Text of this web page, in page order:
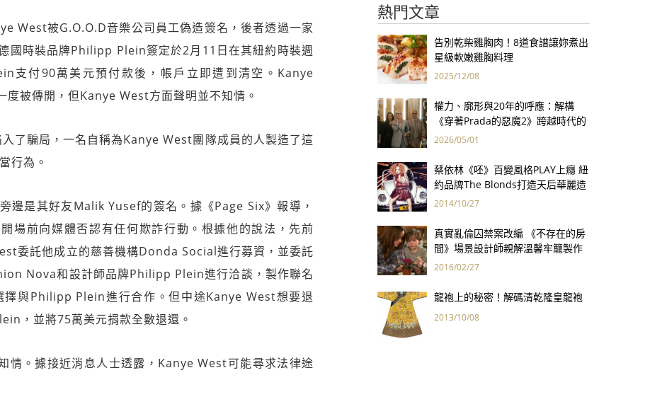
West被G.O.O.D音樂公司員工偽造簽名，後者透過一家
國時裝品牌Philipp Plein簽定於2月11日在其紐約時裝週
支付90萬美元預付款後，帳戶立即遭到清空。Kanye
被傳開，但Kanye West方面聲明並不知情。
了騙局，一名自稱為Kanye West團隊成員的人製造了這
行為。
邊是其好友Malik Yusef的簽名。據《Page Six》報導，
前向媒體否認有任何欺詐行動。根據他的說法，先前
委託他成立的慈善機構Donda Social進行募資，並委託
Nova和設計師品牌Philipp Plein進行洽談，製作聯名
擇與Philipp Plein進行合作。但中途Kanye West想要退
，並將75萬美元捐款全數退還。
情。據接近消息人士透露，Kanye West可能尋求法律途
熱門文章
告別乾柴雞胸肉！8道食譜讓妳煮出
星級軟嫩雞胸料理
2025/12/08
權力、廓形與20年的呼應：解構
《穿著Prada的惡魔2》跨越時代的
衣櫥哲學
2026/05/01
蔡依林《呸》百變風格PLAY上癮 紐
約品牌The Blonds打造天后華麗造
型
2014/10/27
真實亂倫囚禁案改編 《不存在的房
間》場景設計師親解溫馨牢籠製作
幕後
2016/02/27
龍袍上的秘密！解碼清乾隆皇龍袍
2013/10/08